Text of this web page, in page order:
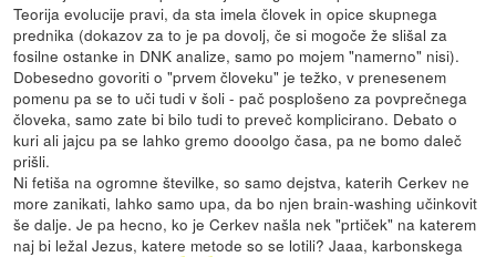
Teorija evolucije pravi, da sta imela človek in opice skupnega
prednika (dokazov za to je pa dovolj, če si mogoče že slišal za
fosilne ostanke in DNK analize, samo po mojem "namerno" nisi).
Dobesedno govoriti o "prvem človeku" je težko, v prenesenem
pomenu pa se to uči tudi v šoli - pač posplošeno za povprečnega
človeka, samo zate bi bilo tudi to preveč komplicirano. Debato o
kuri ali jajcu pa se lahko gremo dooolgo časa, pa ne bomo daleč
prišli.
Ni fetiša na ogromne številke, so samo dejstva, katerih Cerkev ne
more zanikati, lahko samo upa, da bo njen brain-washing učinkovit
še dalje. Je pa hecno, ko je Cerkev našla nek "prtiček" na katerem
naj bi ležal Jezus, katere metode so se lotili? Jaaa, karbonskega